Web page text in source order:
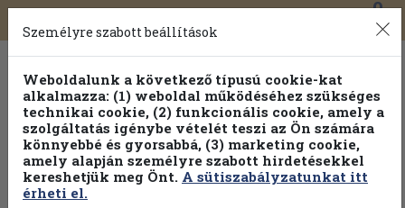
Toggle
navigation
0
Személyre szabott beállítások
Weboldalunk a következő típusú cookie-kat
alkalmazza: (1) weboldal működéséhez szükséges
technikai cookie, (2) funkcionális cookie, amely a
szolgáltatás igénybe vételét teszi az Ön számára
könnyebbé és gyorsabbá, (3) marketing cookie,
amely alapján személyre szabott hirdetésekkel
kereshetjük meg Önt. A sütiszabályzatunkat itt
érheti el.